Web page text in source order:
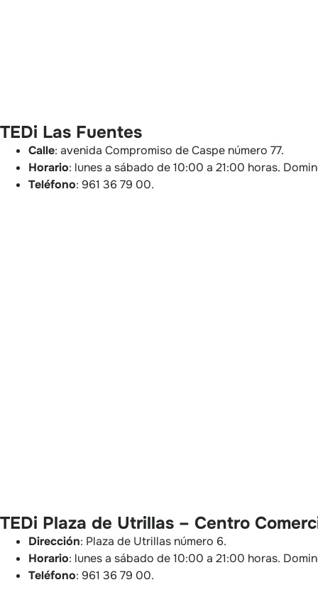
TEDi Las Fuentes
Calle: avenida Compromiso de Caspe número 77.
Horario: lunes a sábado de 10:00 a 21:00 horas.
Teléfono: 961 36 79 00.
TEDi Plaza de Utrillas – Centro
Dirección: Plaza de Utrillas número 6.
Horario: lunes a sábado de 10:00 a 21:00 horas.
Teléfono: 961 36 79 00.